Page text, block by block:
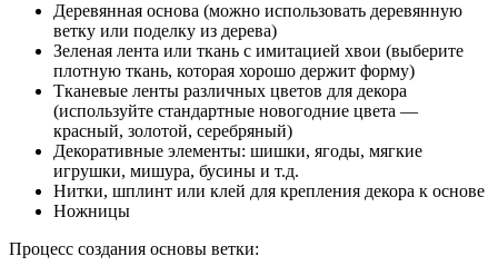
Деревянная основа (можно использовать деревянную
ветку или поделку из дерева)
Зеленая лента или ткань с имитацией хвои (выберите
плотную ткань, которая хорошо держит форму)
Тканевые ленты различных цветов для декора
(используйте стандартные новогодние цвета —
красный, золотой, серебряный)
Декоративные элементы: шишки, ягоды, мягкие
игрушки, мишура, бусины и т.д.
Нитки, шплинт или клей для крепления декора к основе
Ножницы
Процесс создания основы ветки: